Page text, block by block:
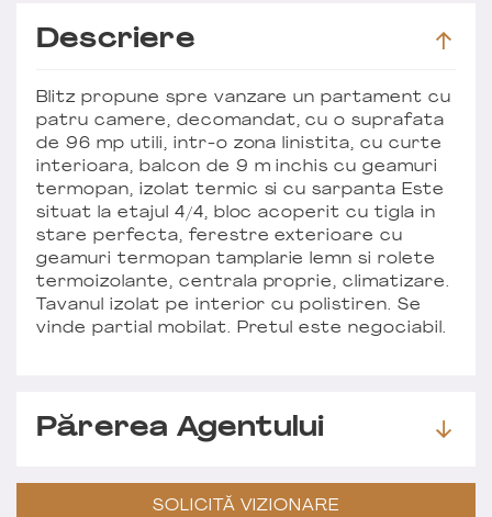
Descriere
Blitz propune spre vanzare un partament cu
patru camere, decomandat, cu o suprafata
de 96 mp utili, intr-o zona linistita, cu curte
interioara, balcon de 9 m inchis cu geamuri
termopan, izolat termic si cu sarpanta Este
situat la etajul 4/4, bloc acoperit cu tigla in
stare perfecta, ferestre exterioare cu
geamuri termopan tamplarie lemn si rolete
termoizolante, centrala proprie, climatizare.
Tavanul izolat pe interior cu polistiren. Se
vinde partial mobilat. Pretul este negociabil.
Părerea Agentului
SOLICITĂ VIZIONARE